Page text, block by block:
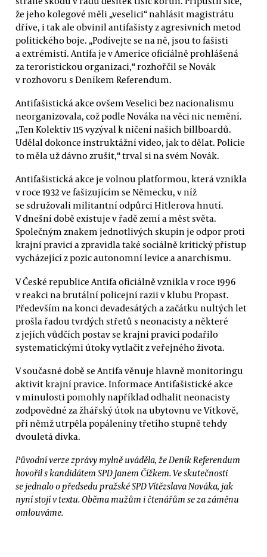
že jeho kolegové měli „veselici“ nahlásit magistrátu
dříve, i tak ale obvinil antifašisty z agresivních metod
politického boje. „Podívejte se na ně, jsou to fašisti
a extrémisti. Antifa je v Americe oficiálně prohlášená
za teroristickou organizaci,“ rozhořčil se Novák
v rozhovoru s Deníkem Referendum.
Antifašistická akce ovšem Veselici bez nacionalismu
neorganizovala, což podle Nováka na věci nic nemění.
„Ten Kolektiv 115 vyzýval k ničení našich billboardů.
Udělal dokonce instruktážní video, jak to dělat. Policie
to měla už dávno zrušit,“ trval si na svém Novák.
Antifašistická akce je volnou platformou, která vznikla
v roce 1932 ve fašizujícím se Německu, v níž
se sdružovali militantní odpůrci Hitlerova hnutí.
V dnešní době existuje v řadě zemí a měst světa.
Společným znakem jednotlivých skupin je odpor proti
krajní pravici a zpravidla také sociálně kritický přístup
vycházející z pozic autonomní levice a anarchismu.
V České republice Antifa oficiálně vznikla v roce 1996
v reakci na brutální policejní razii v klubu Propast.
Především na konci devadesátých a začátku nultých let
prošla řadou tvrdých střetů s neonacisty a některé
z jejích vůdčích postav se krajní pravici podařilo
systematickými útoky vytlačit z veřejného života.
V současné době se Antifa věnuje hlavně monitoringu
aktivit krajní pravice. Informace Antifašistické akce
v minulosti pomohly například odhalit neonacisty
zodpovědné za žhářský útok na ubytovnu ve Vítkově,
při němž utrpěla popáleniny třetího stupně tehdy
dvouletá dívka.
Původní verze zprávy mylně uváděla, že Deník Referendum
hovořil s kandidátem SPD Janem Čížkem. Ve skutečnosti
se jednalo o předsedu pražské SPD Vítězslava Nováka, jak
nyní stojí v textu. Oběma mužům i čtenářům se za záměnu
omlouváme.